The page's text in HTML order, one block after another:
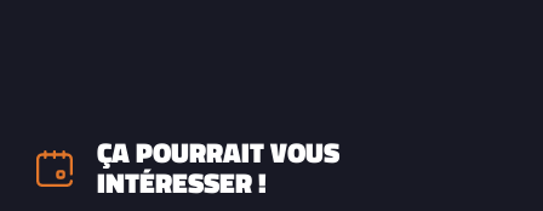
ÇA POURRAIT VOUS
INTÉRESSER !